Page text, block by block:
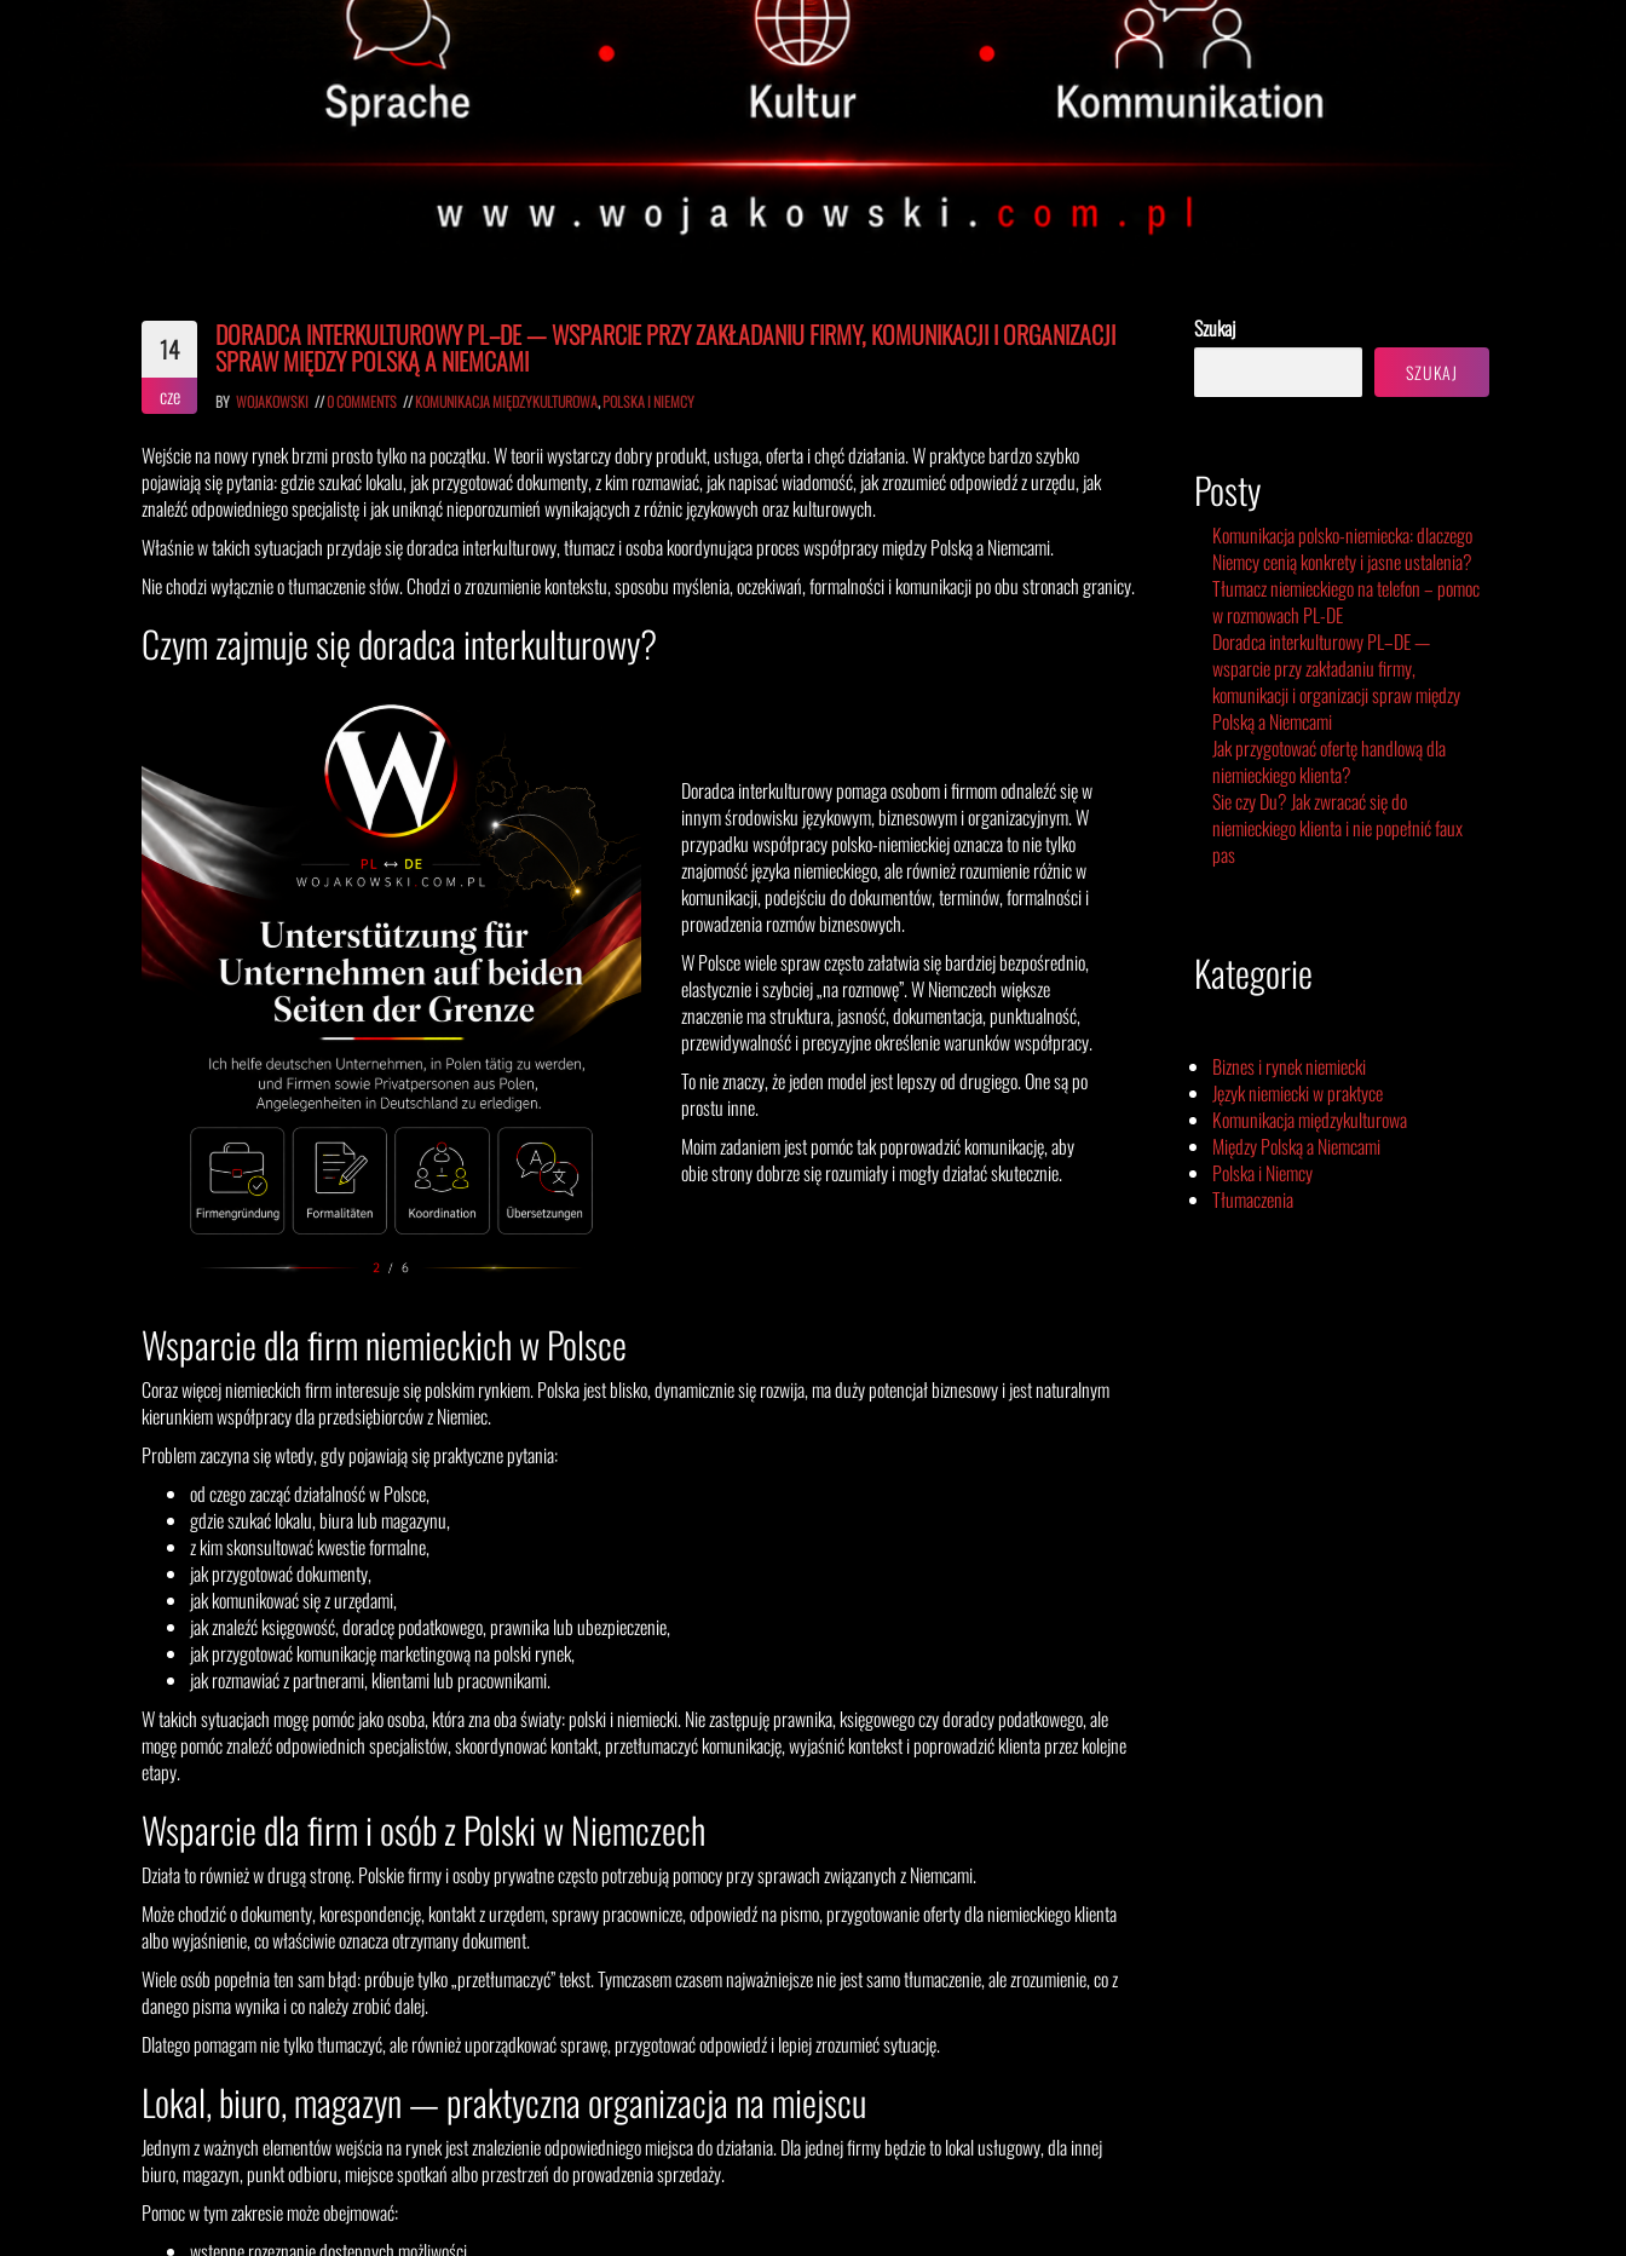
14
cze
DORADCA INTERKULTUROWY PL–DE — WSPARCIE PRZY ZAKŁADANIU FIRMY, KOMUNIKACJI I ORGANIZACJI
SPRAW MIĘDZY POLSKĄ A NIEMCAMI
BY WOJAKOWSKI //0 COMMENTS //KOMUNIKACJA MIĘDZYKULTUROWA,POLSKA I NIEMCY
Wejście na nowy rynek brzmi prosto tylko na początku. W teorii wystarczy dobry produkt, usługa, oferta i chęć działania. W praktyce bardzo szybko
pojawiają się pytania: gdzie szukać lokalu, jak przygotować dokumenty, z kim rozmawiać, jak napisać wiadomość, jak zrozumieć odpowiedź z urzędu, jak
znaleźć odpowiedniego specjalistę i jak uniknąć nieporozumień wynikających z różnic językowych oraz kulturowych.
Właśnie w takich sytuacjach przydaje się doradca interkulturowy, tłumacz i osoba koordynująca proces współpracy między Polską a Niemcami.
Nie chodzi wyłącznie o tłumaczenie słów. Chodzi o zrozumienie kontekstu, sposobu myślenia, oczekiwań, formalności i komunikacji po obu stronach granicy.
Czym zajmuje się doradca interkulturowy?
Doradca interkulturowy pomaga osobom i firmom odnaleźć się w
innym środowisku językowym, biznesowym i organizacyjnym. W
przypadku współpracy polsko-niemieckiej oznacza to nie tylko
znajomość języka niemieckiego, ale również rozumienie różnic w
komunikacji, podejściu do dokumentów, terminów, formalności i
prowadzenia rozmów biznesowych.
W Polsce wiele spraw często załatwia się bardziej bezpośrednio,
elastycznie i szybciej „na rozmowę”. W Niemczech większe
znaczenie ma struktura, jasność, dokumentacja, punktualność,
przewidywalność i precyzyjne określenie warunków współpracy.
To nie znaczy, że jeden model jest lepszy od drugiego. One są po
prostu inne.
Moim zadaniem jest pomóc tak poprowadzić komunikację, aby
obie strony dobrze się rozumiały i mogły działać skutecznie.
Wsparcie dla firm niemieckich w Polsce
Coraz więcej niemieckich firm interesuje się polskim rynkiem. Polska jest blisko, dynamicznie się rozwija, ma duży potencjał biznesowy i jest naturalnym
kierunkiem współpracy dla przedsiębiorców z Niemiec.
Problem zaczyna się wtedy, gdy pojawiają się praktyczne pytania:
od czego zacząć działalność w Polsce,
gdzie szukać lokalu, biura lub magazynu,
z kim skonsultować kwestie formalne,
jak przygotować dokumenty,
jak komunikować się z urzędami,
jak znaleźć księgowość, doradcę podatkowego, prawnika lub ubezpieczenie,
jak przygotować komunikację marketingową na polski rynek,
jak rozmawiać z partnerami, klientami lub pracownikami.
W takich sytuacjach mogę pomóc jako osoba, która zna oba światy: polski i niemiecki. Nie zastępuję prawnika, księgowego czy doradcy podatkowego, ale
mogę pomóc znaleźć odpowiednich specjalistów, skoordynować kontakt, przetłumaczyć komunikację, wyjaśnić kontekst i poprowadzić klienta przez kolejne
etapy.
Wsparcie dla firm i osób z Polski w Niemczech
Działa to również w drugą stronę. Polskie firmy i osoby prywatne często potrzebują pomocy przy sprawach związanych z Niemcami.
Może chodzić o dokumenty, korespondencję, kontakt z urzędem, sprawy pracownicze, odpowiedź na pismo, przygotowanie oferty dla niemieckiego klienta
albo wyjaśnienie, co właściwie oznacza otrzymany dokument.
Wiele osób popełnia ten sam błąd: próbuje tylko „przetłumaczyć” tekst. Tymczasem czasem najważniejsze nie jest samo tłumaczenie, ale zrozumienie, co z
danego pisma wynika i co należy zrobić dalej.
Dlatego pomagam nie tylko tłumaczyć, ale również uporządkować sprawę, przygotować odpowiedź i lepiej zrozumieć sytuację.
Lokal, biuro, magazyn — praktyczna organizacja na miejscu
Jednym z ważnych elementów wejścia na rynek jest znalezienie odpowiedniego miejsca do działania. Dla jednej firmy będzie to lokal usługowy, dla innej
biuro, magazyn, punkt odbioru, miejsce spotkań albo przestrzeń do prowadzenia sprzedaży.
Pomoc w tym zakresie może obejmować:
Szukaj
SZUKAJ
Posty
Komunikacja polsko-niemiecka: dlaczego
Niemcy cenią konkrety i jasne ustalenia?
Tłumacz niemieckiego na telefon – pomoc
w rozmowach PL-DE
Doradca interkulturowy PL–DE —
wsparcie przy zakładaniu firmy,
komunikacji i organizacji spraw między
Polską a Niemcami
Jak przygotować ofertę handlową dla
niemieckiego klienta?
Sie czy Du? Jak zwracać się do
niemieckiego klienta i nie popełnić faux
pas
Kategorie
Biznes i rynek niemiecki
Język niemiecki w praktyce
Komunikacja międzykulturowa
Między Polską a Niemcami
Polska i Niemcy
Tłumaczenia